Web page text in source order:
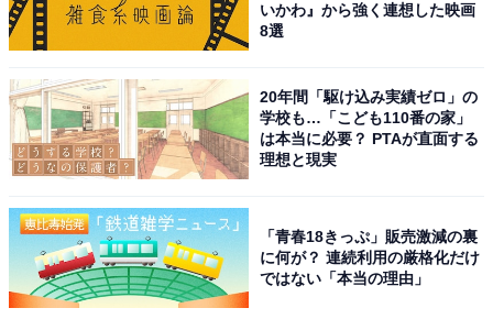
いかわ』から強く連想した映画
8選
20年間「駆け込み実績ゼロ」の
学校も…「こども110番の家」
は本当に必要？ PTAが直面する
理想と現実
「青春18きっぷ」販売激減の裏
に何が？ 連続利用の厳格化だけ
ではない「本当の理由」